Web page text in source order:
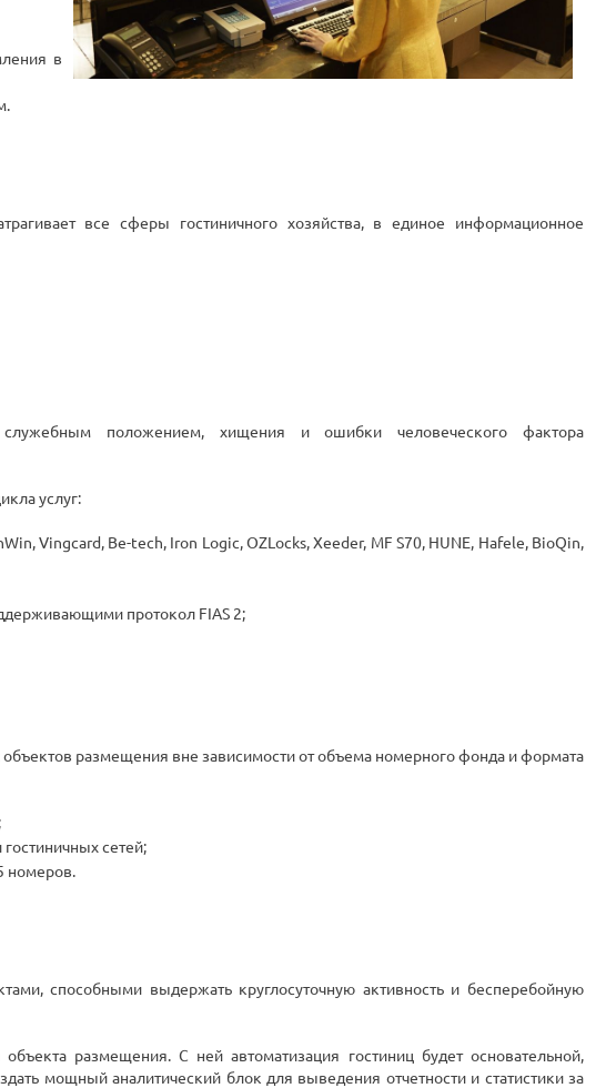
в
все сферы гостиничного хозяйства, в единое информационное
служебным положением, хищения и ошибки человеческого фактора
услуг:
Vingcard, Be-tech, Iron Logic, OZLocks, Xeeder, MF S70, HUNE, Hafele, BioQin,
протокол FIAS 2;
размещения вне зависимости от объема номерного фонда и формата
сетей;
номеров.
способными выдержать круглосуточную активность и бесперебойную
размещения. С ней автоматизация гостиниц будет основательной,
мощный аналитический блок для выведения отчетности и статистики за